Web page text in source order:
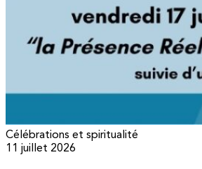
Célébrations et spiritualité
11 juillet 2026